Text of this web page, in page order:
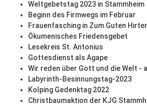
Weltgebetstag 2023 in Stammheim
Beginn des Firmwegs im Februar
Frauenfasching in Zum Guten
Ökumenisches Friedensgebet
Lesekreis St. Antonius
Gottesdienst als Agape
Wir reden über Gott und die Welt -
Labyrinth-Besinnungstag-2023
Kolping Gedenktag 2022
Christbaumaktion der KJG